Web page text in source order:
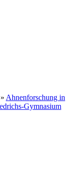
» Ahnenforschung in
Gymnasium